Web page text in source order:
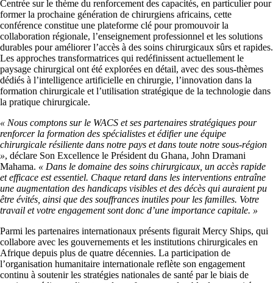
Centrée sur le thème du renforcement des capacités, en particulier pour
former la prochaine génération de chirurgiens africains, cette
conférence constitue une plateforme clé pour promouvoir la
collaboration régionale, l’enseignement professionnel et les solutions
durables pour améliorer l’accès à des soins chirurgicaux sûrs et rapides.
Les approches transformatrices qui redéfinissent actuellement le
paysage chirurgical ont été explorées en détail, avec des sous-thèmes
dédiés à l’intelligence artificielle en chirurgie, l’innovation dans la
formation chirurgicale et l’utilisation stratégique de la technologie dans
la pratique chirurgicale.
« Nous comptons sur le WACS et ses partenaires stratégiques pour
renforcer la formation des spécialistes et édifier une équipe
chirurgicale résiliente dans notre pays et dans toute notre sous-région
», déclare Son Excellence le Président du Ghana, John Dramani
Mahama. « Dans le domaine des soins chirurgicaux, un accès rapide
et efficace est essentiel. Chaque retard dans les interventions entraîne
une augmentation des handicaps visibles et des décès qui auraient pu
être évités, ainsi que des souffrances inutiles pour les familles. Votre
travail et votre engagement sont donc d’une importance capitale. »
Parmi les partenaires internationaux présents figurait Mercy Ships, qui
collabore avec les gouvernements et les institutions chirurgicales en
Afrique depuis plus de quatre décennies. La participation de
l’organisation humanitaire internationale reflète son engagement
continu à soutenir les stratégies nationales de santé par le biais de